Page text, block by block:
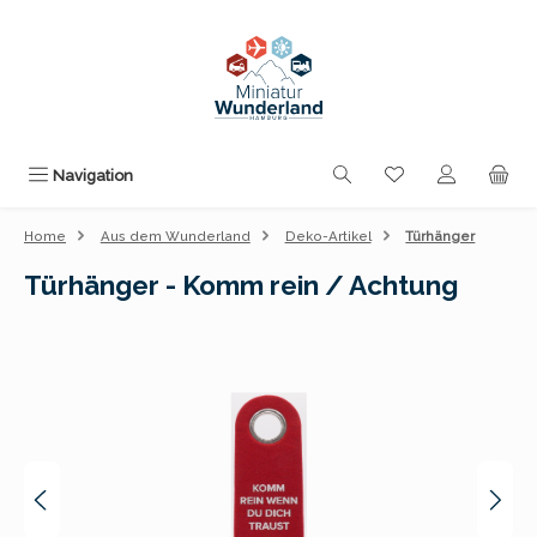
Navigation Du hast 0
Home Aus dem Wunderland Deko-Artikel Türhänger
Türhänger - Komm rein / Achtung